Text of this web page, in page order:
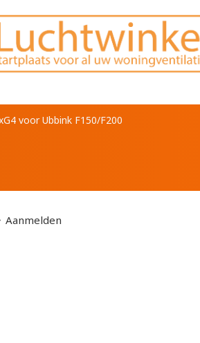
F150/F200
voor Ubbink F150/F200
Aanmelden